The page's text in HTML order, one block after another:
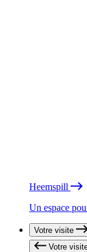
Heemspill
Un espace
Votre visite
Votre